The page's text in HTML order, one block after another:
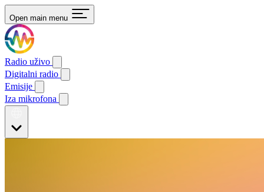
Open main menu
Radio uživo
Digitalni radio
Emisije
Iza mikrofona